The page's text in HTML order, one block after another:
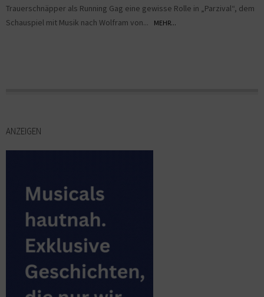
Trauerschnäpper als Running Gag eine gewisse Rolle in „Parzival“, dem
Schauspiel mit Musik nach Wolfram von...
MEHR...
ANZEIGEN